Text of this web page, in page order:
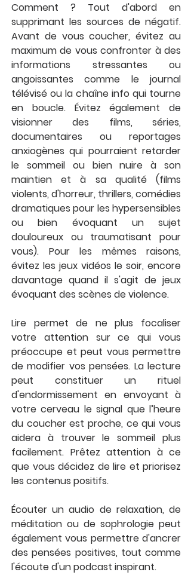
Comment ? Tout d'abord en
supprimant les sources de négatif.
Avant de vous coucher, évitez au
maximum de vous confronter à des
informations stressantes ou
angoissantes comme le journal
télévisé ou la chaîne info qui tourne
en boucle. Évitez également de
visionner des films, séries,
documentaires ou reportages
anxiogènes qui pourraient retarder
le sommeil ou bien nuire à son
maintien et à sa qualité (films
violents, d'horreur, thrillers, comédies
dramatiques pour les hypersensibles
ou bien évoquant un sujet
douloureux ou traumatisant pour
vous). Pour les mêmes raisons,
évitez les jeux vidéos le soir, encore
davantage quand il s'agit de jeux
évoquant des scènes de violence.
Lire permet de ne plus focaliser
votre attention sur ce qui vous
préoccupe et peut vous permettre
de modifier vos pensées. La lecture
peut constituer un rituel
d'endormissement en envoyant à
votre cerveau le signal que l’heure
du coucher est proche, ce qui vous
aidera à trouver le sommeil plus
facilement. Prêtez attention à ce
que vous décidez de lire et priorisez
les contenus positifs.
Écouter un audio de relaxation, de
méditation ou de sophrologie peut
également vous permettre d'ancrer
des pensées positives, tout comme
l'écoute d'un podcast inspirant.